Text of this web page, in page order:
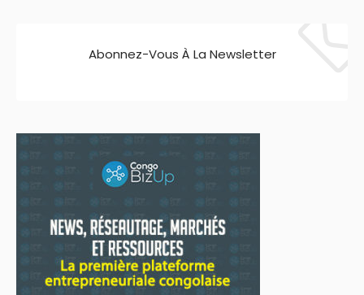
Abonnez-Vous À La Newsletter